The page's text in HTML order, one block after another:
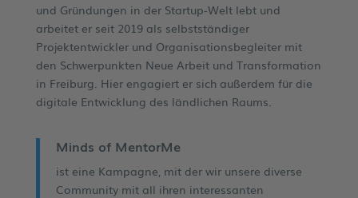
und Gründungen in der Startup-Welt lebt und
arbeitet er seit 2019 als selbstständiger
Projektentwickler und Organisationsbegleiter mit
den Schwerpunkten Neue Arbeit und Transformation
in Freiburg. Hier engagiert er sich außerdem für die
digitale Entwicklung des ländlichen Raums.
Minds of MentorMe
ist eine Kampagne, mit der wir unsere diverse
Community mit all ihren interessanten